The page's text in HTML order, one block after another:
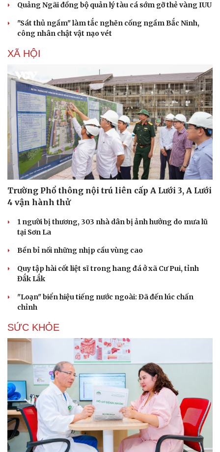
Du lịch
Tư vấn
Săn Tour
check-in
Podcast
Câu chuyện thời sự
Đọc truyện đêm khuya
Cửa sổ tình yêu
Kể chuyện cho bé
Hạt giống tâm hồn
Quảng Ngãi đồng bộ quản lý tàu cá sớm gỡ thẻ vàng IUU
"Sát thủ ngầm" làm tắc nghẽn cống ngầm Bắc Ninh,
công nhân chật vật nạo vét
XÃ HỘI
Trường Phổ thông nội trú liên cấp A Lưới 3, A Lưới
4 vận hành thử
1 người bị thương, 303 nhà dân bị ảnh hưởng do mưa lũ
tại Sơn La
Bền bỉ nối những nhịp cầu vùng cao
Quy tập hài cốt liệt sĩ trong hang đá ở xã Cư Pui, tỉnh
Đắk Lắk
"Loạn" biển hiệu tiếng nước ngoài: Đã đến lúc chấn
chỉnh
SỨC KHỎE